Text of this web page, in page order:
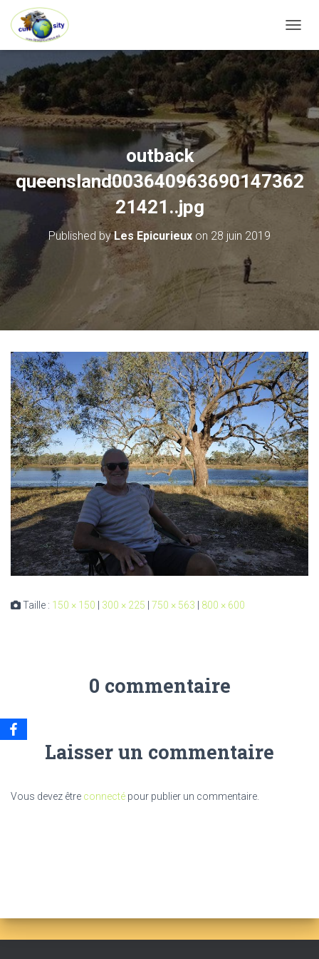
outback
queensland003640963690147362
21421..jpg
Published byLes Epicurieux on 28 juin 2019
Taille : 150 × 150 | 300 × 225 | 750 × 563 | 800 × 600
0 commentaire
Laisser un commentaire
Vous devez être connecté pour publier un commentaire.